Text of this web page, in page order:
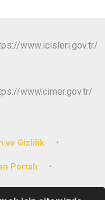
ve Gizlilik
Portalı